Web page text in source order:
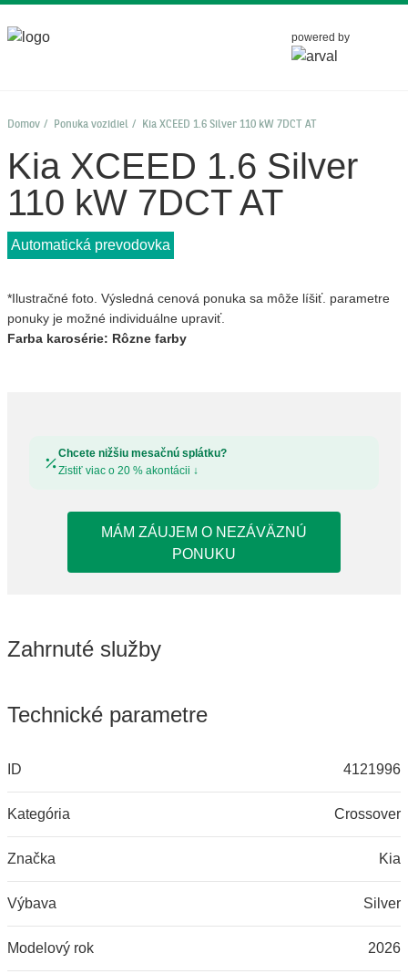
powered by
Domov Ponuka vozidiel Kia XCEED 1.6 Silver 110 kW 7DCT AT
Kia XCEED 1.6 Silver
110 kW 7DCT AT
Automatická prevodovka
*Ilustračné foto. Výsledná cenová ponuka sa môže líšiť. parametre
ponuky je možné individuálne upraviť.
Farba karosérie: Rôzne farby
Chcete nižšiu mesačnú splátku?
Zistiť viac o 20 % akontácii ↓
MÁM ZÁUJEM O NEZÁVÄZNÚ
PONUKU
Zahrnuté služby
Technické parametre
ID 4121996
Kategória Crossover
Značka Kia
Výbava Silver
Modelový rok 2026